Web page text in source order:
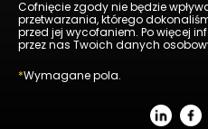
Cofnięcie zgody nie będzie
przetwarzania, którego
przed jej wycofaniem. Po więcej
przez nas Twoich danych
*Wymagane pola.